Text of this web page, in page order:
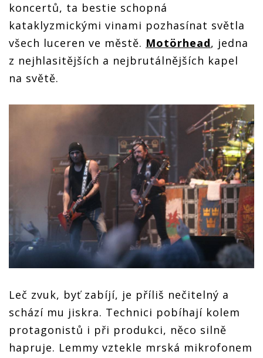
koncertů, ta bestie schopná
kataklyzmickými vinami pozhasínat světla
všech luceren ve městě. Motörhead, jedna
z nejhlasitějších a nejbrutálnějších kapel
na světě.
Leč zvuk, byť zabíjí, je příliš nečitelný a
schází mu jiskra. Technici pobíhají kolem
protagonistů i při produkci, něco silně
hapruje. Lemmy vztekle mrská mikrofonem